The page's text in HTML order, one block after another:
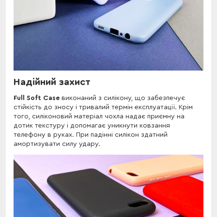
Надійний захист
Full Soft Case виконаний з силікону, що забезпечує
стійкість до зносу і тривалий термін експлуатації. Крім
того, силіконовий матеріал чохла надає приємну на
дотик текстуру і допомагає уникнути ковзання
телефону в руках. При падінні силікон здатний
амортизувати силу удару.